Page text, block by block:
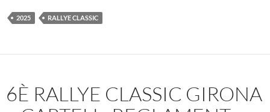
2025 RALLYE CLASSIC
6È RALLYE CLASSIC GIRONA